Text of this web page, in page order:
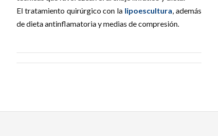
El tratamiento quirúrgico con la lipoescultura, además
de dieta antinflamatoria y medias de compresión.